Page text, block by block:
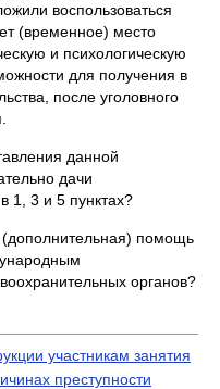
воспользоваться
(временное) место
и психологическую
для получения в
после уголовного
данной
дачи
1, 3 и 5 пунктах?
(дополнительная) помощь
органов?
участникам занятия
преступности